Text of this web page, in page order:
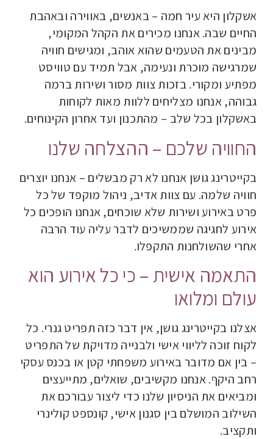
אשקלון היא עיר חמה – באנשים, באווירה ובאהבת
החיים שבה. אנחנו מכירים את הקהל המקומי,
מבינים את הטעמים שהוא אוהב, ומגישים חוויה
שמרגישה מוכרת ונעימה, אבל תמיד עם טוויסט
מפתיע ומקורי. בזכות צוות מסור ושירות ברמה
גבוהה, אנחנו מצליחים ללוות מאות לקוחות
באשקלון בכל שלב – מהתכנון ועד אחרון הקינוחים.
החוויה שלכם – ההצלחה שלנו
בקייטרינג גושן אנחנו לא רק מבשלים – אנחנו יוצרים
חוויה שלמה. עם צוות אדיב, ניהול מוקפד של כל
פרט באירוע ושירות שלא שוכחים, אנחנו הופכים כל
אירוע לחגיגה שממשיכים לדבר עליה עוד הרבה
אחרי שהשולחנות התקפלו.
התאמה אישית – כי כל אירוע הוא
עולם ומלואו
אצלנו בקייטרינג גושן, אין דבר כזה תפריט גנרי. כל
לקוח זוכה לליווי אישי ולבנייה מדויקת של התפריט
– בין אם מדובר באירוע משפחתי קטן או בכנס עסקי
רחב היקף.אנחנו מקשיבים, שואלים, מתייעצים
ומביאים את הניסיון שלנו כדי ליצור עבורכם את
השילוב המושלם בין סגנון אישי, קונספט קולינרי
ותקציב.